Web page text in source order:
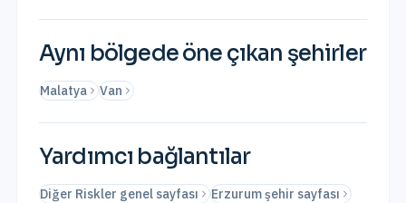
Aynı bölgede öne çıkan şehirler
Malatya Van
Yardımcı bağlantılar
Diğer Riskler genel sayfası
Erzurum şehir sayfası